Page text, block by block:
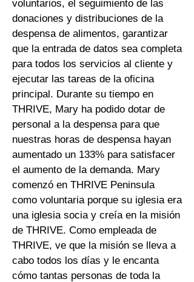
voluntarios, el seguimiento de las
donaciones y distribuciones de la
despensa de alimentos, garantizar
que la entrada de datos sea completa
para todos los servicios al cliente y
ejecutar las tareas de la oficina
principal. Durante su tiempo en
THRIVE, Mary ha podido dotar de
personal a la despensa para que
nuestras horas de despensa hayan
aumentado un 133% para satisfacer
el aumento de la demanda. Mary
comenzó en THRIVE Peninsula
como voluntaria porque su iglesia era
una iglesia socia y creía en la misión
de THRIVE. Como empleada de
THRIVE, ve que la misión se lleva a
cabo todos los días y le encanta
cómo tantas personas de toda la